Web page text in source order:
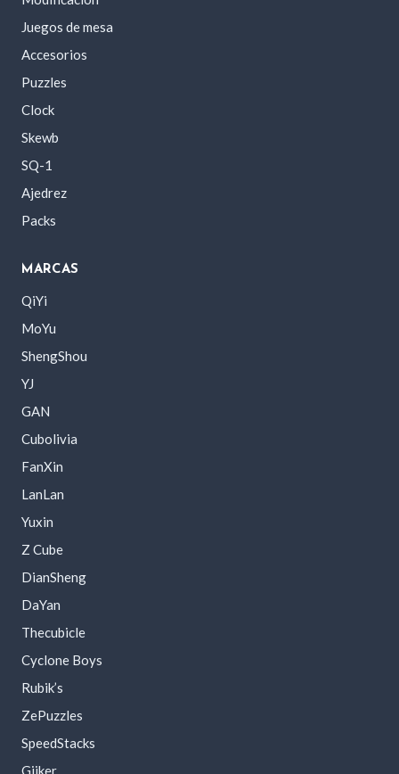
Juegos de mesa
Accesorios
Puzzles
Clock
Skewb
SQ-1
Ajedrez
Packs
MARCAS
QiYi
MoYu
ShengShou
YJ
GAN
Cubolivia
FanXin
LanLan
Yuxin
Z Cube
DianSheng
DaYan
Thecubicle
Cyclone Boys
Rubik’s
ZePuzzles
SpeedStacks
Giiker